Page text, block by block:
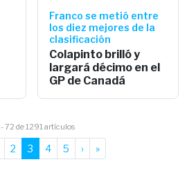
Franco se metió entre
los diez mejores de la
clasificación
Colapinto brilló y
largará décimo en el
GP de Canadá
72 de 1291 artículos
2 3 4 5 › »